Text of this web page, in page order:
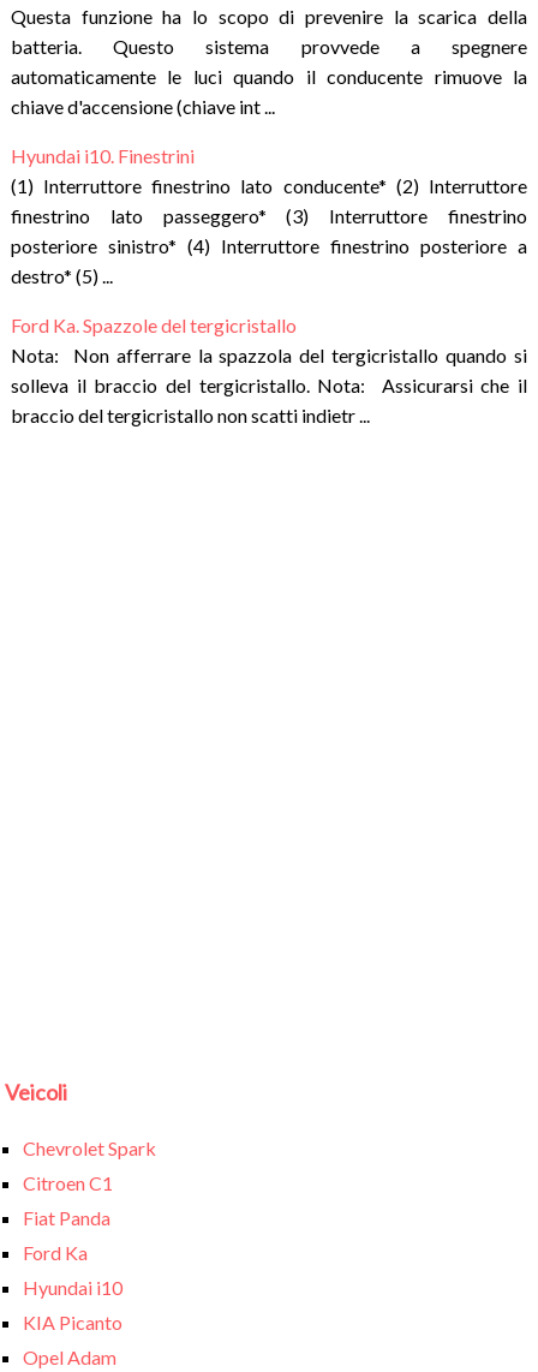
Questa funzione ha lo scopo di prevenire la scarica della
batteria. Questo sistema provvede a spegnere
automaticamente le luci quando il conducente rimuove la
chiave d'accensione (chiave int ...
Hyundai i10. Finestrini
(1) Interruttore finestrino lato conducente* (2) Interruttore
finestrino lato passeggero* (3) Interruttore finestrino
posteriore sinistro* (4) Interruttore finestrino posteriore a
destro* (5) ...
Ford Ka. Spazzole del tergicristallo
Nota: Non afferrare la spazzola del tergicristallo quando si
solleva il braccio del tergicristallo. Nota: Assicurarsi che il
braccio del tergicristallo non scatti indietr ...
Veicoli
Chevrolet Spark
Citroen C1
Fiat Panda
Ford Ka
Hyundai i10
KIA Picanto
Opel Adam